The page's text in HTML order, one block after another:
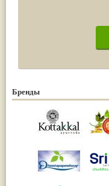
Бренды